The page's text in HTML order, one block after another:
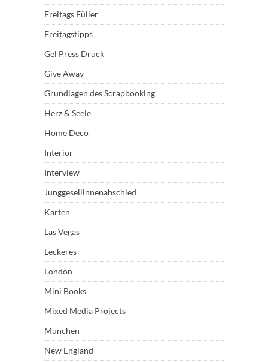
Freitags Füller
Freitagstipps
Gel Press Druck
Give Away
Grundlagen des Scrapbooking
Herz & Seele
Home Deco
Interior
Interview
Junggesellinnenabschied
Karten
Las Vegas
Leckeres
London
Mini Books
Mixed Media Projects
München
New England